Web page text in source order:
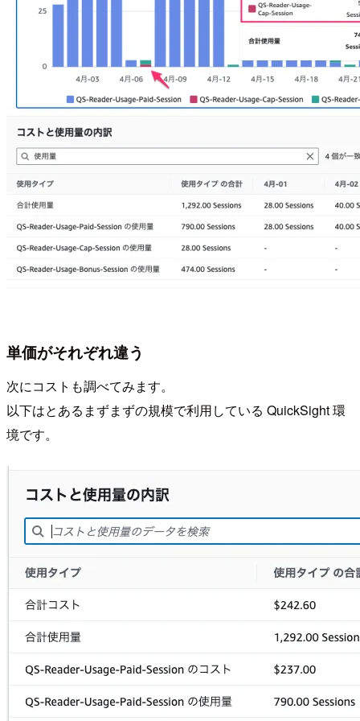
単価がそれぞれ違う
次にコストも調べてみます。
以下はとあるまずまずの規模で利用している QuickSight 環
境です。